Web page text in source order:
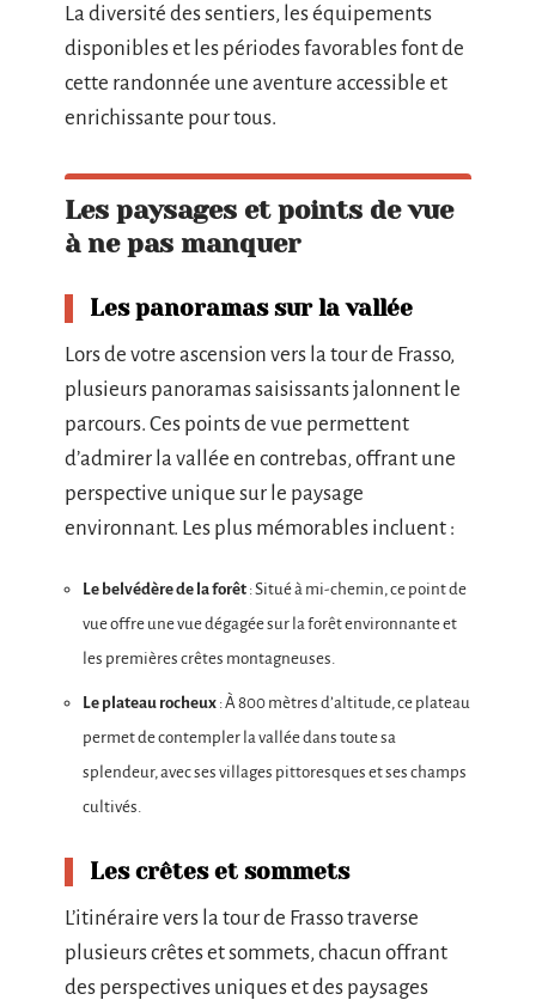
La diversité des sentiers, les équipements
disponibles et les périodes favorables font de
cette randonnée une aventure accessible et
enrichissante pour tous.
Les paysages et points de vue
à ne pas manquer
Les panoramas sur la vallée
Lors de votre ascension vers la tour de Frasso,
plusieurs panoramas saisissants jalonnent le
parcours. Ces points de vue permettent
d’admirer la vallée en contrebas, offrant une
perspective unique sur le paysage
environnant. Les plus mémorables incluent :
Le belvédère de la forêt : Situé à mi-chemin, ce point de
vue offre une vue dégagée sur la forêt environnante et
les premières crêtes montagneuses.
Le plateau rocheux : À 800 mètres d’altitude, ce plateau
permet de contempler la vallée dans toute sa
splendeur, avec ses villages pittoresques et ses champs
cultivés.
Les crêtes et sommets
L’itinéraire vers la tour de Frasso traverse
plusieurs crêtes et sommets, chacun offrant
des perspectives uniques et des paysages